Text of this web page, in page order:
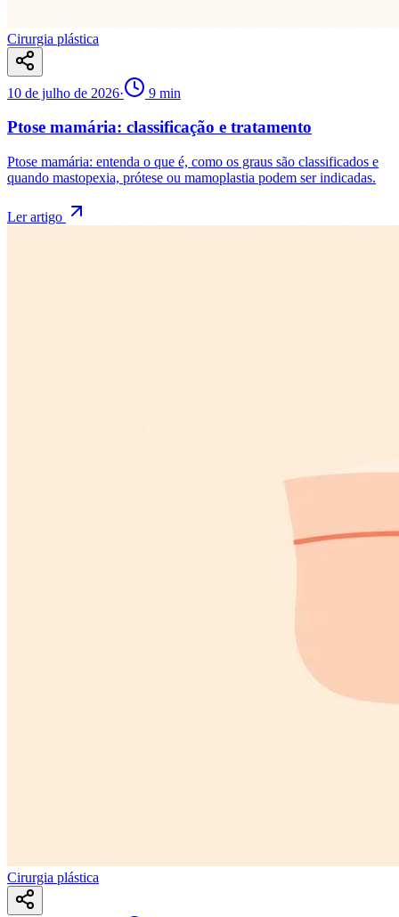
Cirurgia plástica
10 de julho de 2026· 9 min
Ptose mamária: classificação e tratamento
Ptose mamária: entenda o que é, como os graus são classificados e
quando mastopexia, prótese ou mamoplastia podem ser indicadas.
Ler artigo
Cirurgia plástica